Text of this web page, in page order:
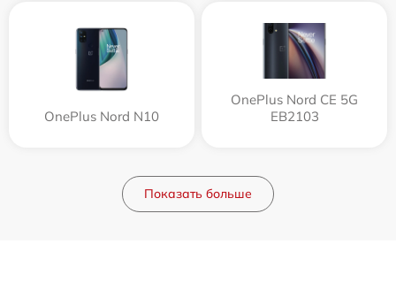
OnePlus Nord N10
OnePlus Nord CE 5G
EB2103
Показать больше